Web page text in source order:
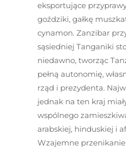
eksportujące
goździki, gałkę
cynamon. Zanzibar
sąsiedniej Tanganiki
niedawno, tworząc
pełną autonomię,
rząd i prezydenta.
jednak na ten kraj
wspólnego
arabskiej, hinduskiej i
Wzajemne